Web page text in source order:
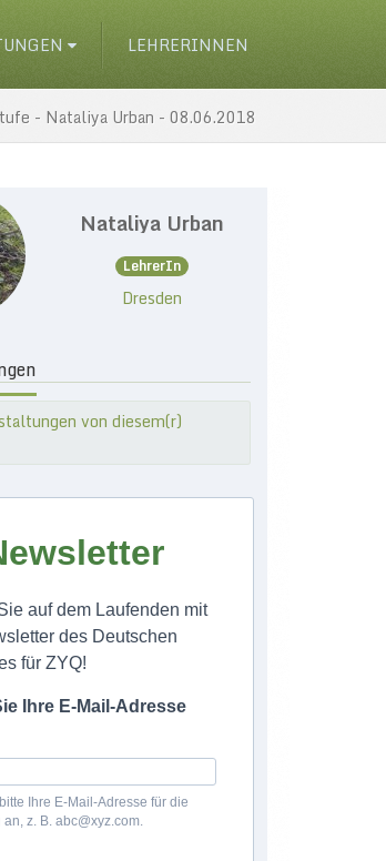
LEHRERINNEN
- Nataliya Urban - 08.06.2018
Nataliya Urban
LehrerIn
Dresden
von diesem(r)
auf dem Laufenden mit
des Deutschen
für ZYQ!
Ihre E-Mail-Adresse
Ihre E-Mail-Adresse für die
z. B. abc@xyz.com.